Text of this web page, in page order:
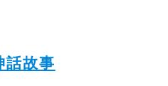
話故事